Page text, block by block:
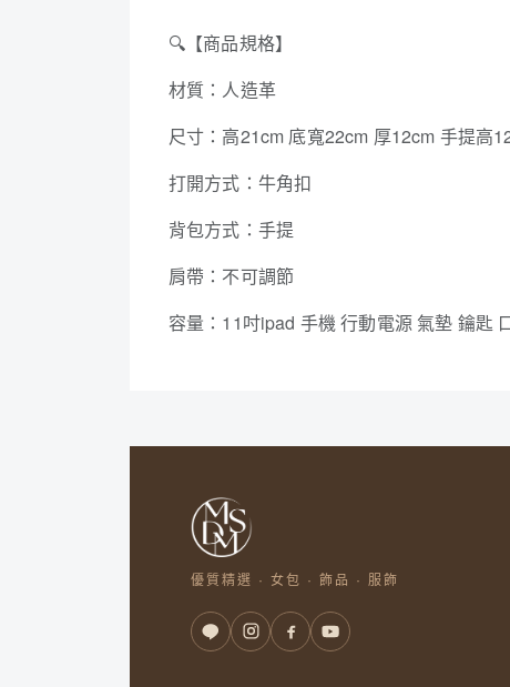
🔍 【商品規格】
材質：人造革
尺寸：高21cm 底寬22cm 厚12cm 手提高
打開方式：牛角扣
背包方式：手提
肩帶：不可調節
容量：11吋ipad 手機 行動電源 氣墊 鑰匙
優質精選 · 女包 · 飾品 · 服飾